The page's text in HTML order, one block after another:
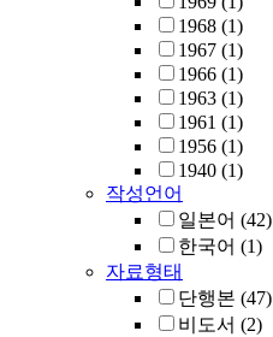
1968 (1)
1967 (1)
1966 (1)
1963 (1)
1961 (1)
1956 (1)
1940 (1)
작성언어
일본어 (42)
한국어 (1)
자료형태
단행본 (47)
비도서 (2)